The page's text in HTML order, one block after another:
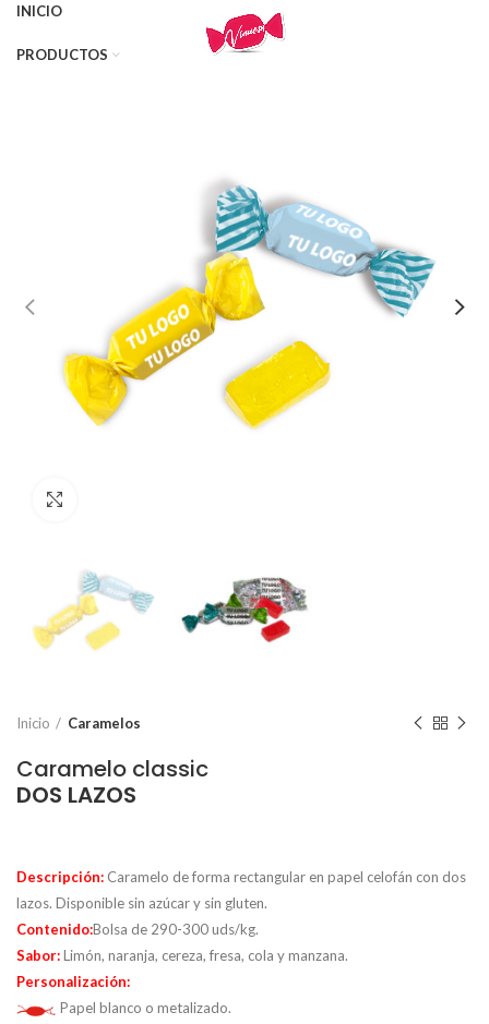
INICIO
PRODUCTOS
Inicio Caramelos
Caramelo classic
DOS LAZOS
Descripción: Caramelo de forma rectangular en papel celofán con dos
lazos. Disponible sin azúcar y sin gluten.
Contenido:Bolsa de 290-300 uds/kg.
Sabor:Limón, naranja, cereza, fresa, cola y manzana.
Personalización:
Papel blanco o metalizado.